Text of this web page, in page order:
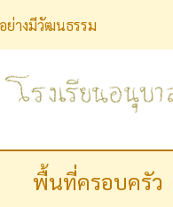
ย่างมีวัฒนธรรม
พื้นที่ครอบครัว